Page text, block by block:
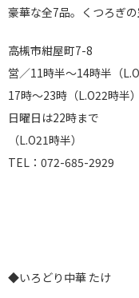
豪華な全7品。くつろぎ
高槻市紺屋町7-8
営／11時半～14時半（
17時～23時（L.O22時半）
日曜日は22時まで
（L.O21時半）
TEL：072-685-2929
◆いろどり中華 たけ